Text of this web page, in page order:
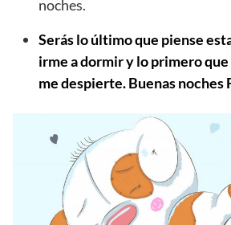
noches.
Serás lo último que piense
irme a dormir y lo primero
me despierte. Buenas noches